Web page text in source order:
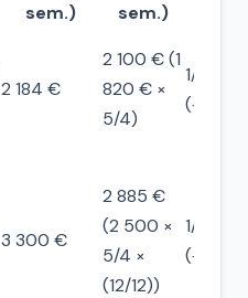
sem.)
sem.)
2 184 €
2 100 € (1
820 € ×
5/4)
1/10ème
(+ 84
3 300 €
2 885 €
(2 500 ×
5/4 ×
(12/12))
1/10ème
(+ 415